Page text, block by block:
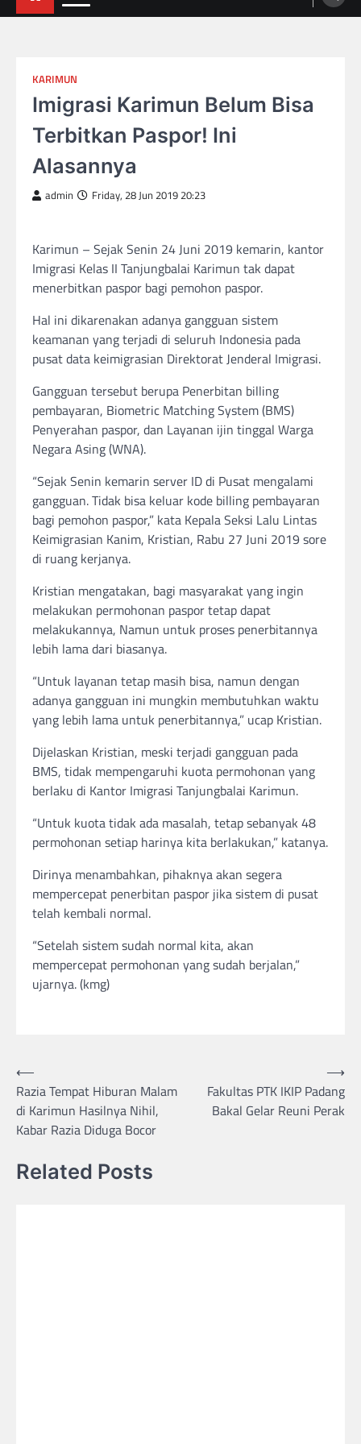
KARIMUN
Imigrasi Karimun Belum Bisa
Terbitkan Paspor! Ini
Alasannya
admin Friday, 28 Jun 2019 20:23
Karimun – Sejak Senin 24 Juni 2019 kemarin, kantor
Imigrasi Kelas II Tanjungbalai Karimun tak dapat
menerbitkan paspor bagi pemohon paspor.
Hal ini dikarenakan adanya gangguan sistem
keamanan yang terjadi di seluruh Indonesia pada
pusat data keimigrasian Direktorat Jenderal Imigrasi.
Gangguan tersebut berupa Penerbitan billing
pembayaran, Biometric Matching System (BMS)
Penyerahan paspor, dan Layanan ijin tinggal Warga
Negara Asing (WNA).
“Sejak Senin kemarin server ID di Pusat mengalami
gangguan. Tidak bisa keluar kode billing pembayaran
bagi pemohon paspor,” kata Kepala Seksi Lalu Lintas
Keimigrasian Kanim, Kristian, Rabu 27 Juni 2019 sore
di ruang kerjanya.
Kristian mengatakan, bagi masyarakat yang ingin
melakukan permohonan paspor tetap dapat
melakukannya, Namun untuk proses penerbitannya
lebih lama dari biasanya.
“Untuk layanan tetap masih bisa, namun dengan
adanya gangguan ini mungkin membutuhkan waktu
yang lebih lama untuk penerbitannya,” ucap Kristian.
Dijelaskan Kristian, meski terjadi gangguan pada
BMS, tidak mempengaruhi kuota permohonan yang
berlaku di Kantor Imigrasi Tanjungbalai Karimun.
“Untuk kuota tidak ada masalah, tetap sebanyak 48
permohonan setiap harinya kita berlakukan,” katanya.
Dirinya menambahkan, pihaknya akan segera
mempercepat penerbitan paspor jika sistem di pusat
telah kembali normal.
“Setelah sistem sudah normal kita, akan
mempercepat permohonan yang sudah berjalan,”
ujarnya. (kmg)
Post
navigation
⟵
Razia Tempat Hiburan Malam
di Karimun Hasilnya Nihil,
Kabar Razia Diduga Bocor
Fakultas PTK IKIP Padang
Bakal Gelar Reuni Perak
⟶
Related Posts